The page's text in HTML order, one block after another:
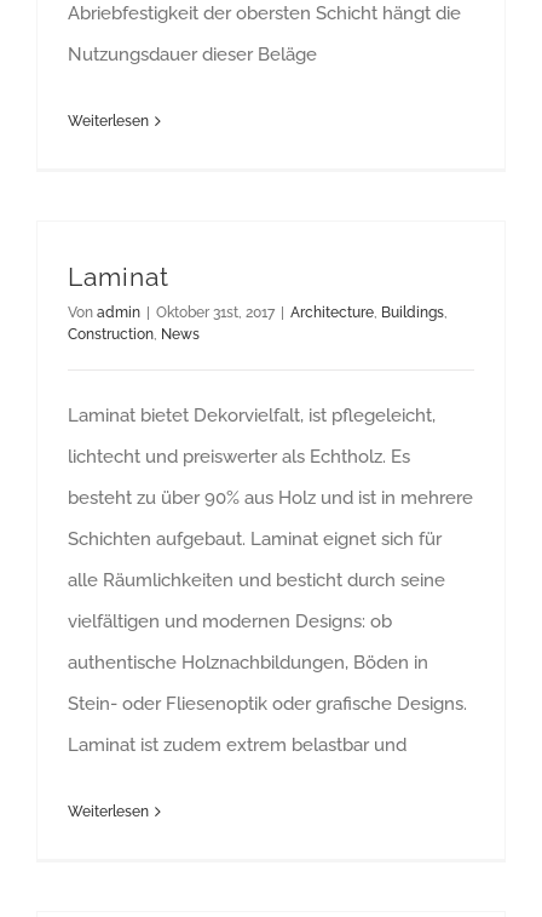
Abriebfestigkeit der obersten Schicht hängt die
Nutzungsdauer dieser Beläge
Weiterlesen
Laminat
Von admin | Oktober 31st, 2017 | Architecture Buildings
Construction News
Laminat bietet Dekorvielfalt, ist pflegeleicht,
lichtecht und preiswerter als Echtholz. Es
besteht zu über 90% aus Holz und ist in mehrere
Schichten aufgebaut. Laminat eignet sich für
alle Räumlichkeiten und besticht durch seine
vielfältigen und modernen Designs: ob
authentische Holznachbildungen, Böden in
Stein- oder Fliesenoptik oder grafische Designs.
Laminat ist zudem extrem belastbar und
Weiterlesen